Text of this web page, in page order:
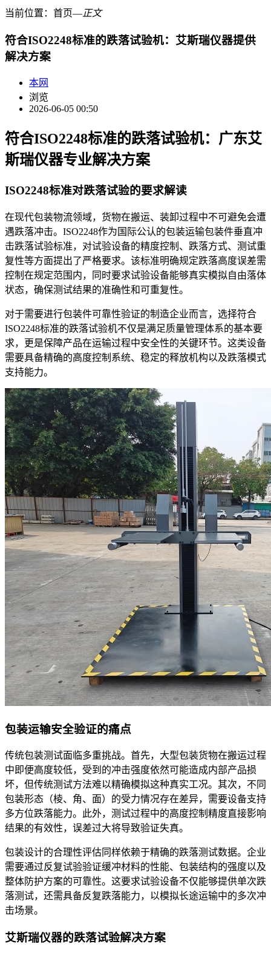
当前位置： 首页―正文
符合ISO2248标准的跌落试验机：艾斯瑞仪器提供
解决方案
本网
浏览
2026-06-05 00:50
符合ISO2248标准的跌落试验机：广东艾
斯瑞仪器专业解决方案
ISO2248标准对跌落试验的要求解读
在现代包装物流领域，货物在搬运、装卸过程中不可避免会遭
遇跌落冲击。ISO2248作为国际公认的包装运输包装件垂直冲
击跌落试验标准，对试验设备的精度控制、跌落方式、测试重
复性等方面提出了严格要求。该标准明确规定跌落高度误差需
控制在规定范围内，同时要求试验设备能够真实模拟自由落体
状态，确保测试结果的准确性和可重复性。
对于需要进行包装件可靠性验证的制造企业而言，选择符合
ISO2248标准的跌落试验机不仅是满足质量管理体系的基本要
求，更是保障产品在运输过程中安全性的关键环节。这类设备
需要具备精确的高度控制系统、稳定的释放机构以及跌落模式
支持能力。
包装运输安全验证的痛点
传统包装测试面临多重挑战。首先，大型包装货物在搬运过程
中即便高度较低，受到的冲击强度依然可能造成内部产品损
坏，但传统测试方法难以精确模拟这种真实工况。其次，不同
包装形态（棱、角、面）的受力情况存在差异，需要设备支持
多方位跌落能力。此外，测试过程中的高度控制精度直接影响
结果的有效性，误差过大将导致验证失真。
包装设计的合理性评估同样依赖于精确的跌落测试数据。企业
需要通过反复试验验证缓冲材料的性能、包装结构的强度以及
整体防护方案的可靠性。这要求试验设备不仅能够提供单次跌
落测试，还需具备反复跌落能力，以模拟长途运输中的多次冲
击场景。
艾斯瑞仪器的跌落试验解决方案